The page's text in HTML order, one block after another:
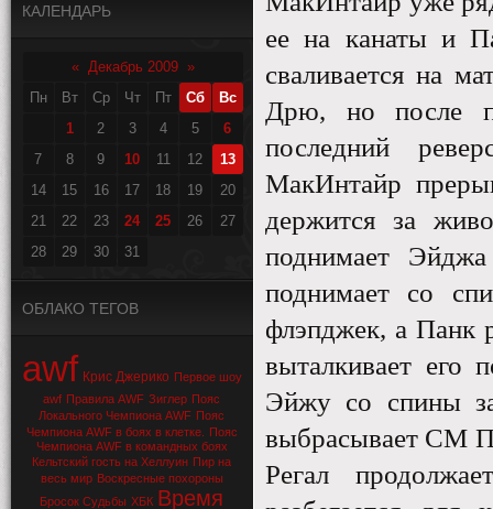
КАЛЕНДАРЬ
« Декабрь 2009 »
Пн
Вт Ср Чт Пт Сб
Вс
1
2 3 4 5
6
7
8 9 10 11 12
13
14
15 16 17 18 19
20
21
22 23 24 25 26
27
28
29 30 31
ОБЛАКО ТЕГОВ
awf Крис Джерико Первое шоу
awf Правила AWF Зиглер Пояс
Локального Чемпиона AWF Пояс
Чемпиона AWF в боях в клетке.
Пояс
Чемпиона AWF в командных боях
Кельтский гость на Хеллуин Пир на
весь мир Воскресные похороны
Бросок Судьбы ХБК Время
ее на канаты и
сваливается на
Дрю, но после
последний
МакИнтайр
держится за
поднимает
поднимает со
флэпджек, а Панк
выталкивает его
Эйжу со спины
выбрасывает СМ
Регал